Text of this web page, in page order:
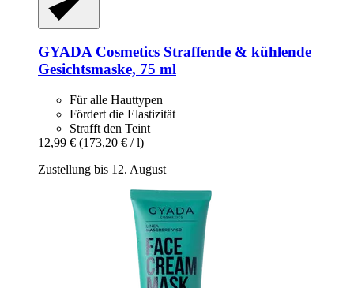
GYADA Cosmetics Straffende & kühlende
Gesichtsmaske, 75 ml
Für alle Hauttypen
Fördert die Elastizität
Strafft den Teint
12,99 € (173,20 € / l)
Zustellung bis 12. August